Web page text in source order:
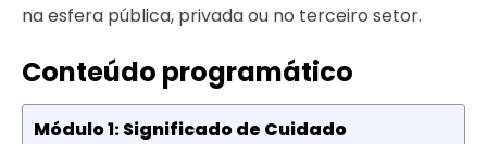
na esfera pública, privada ou no terceiro setor.
Conteúdo programático
Módulo 1: Significado de Cuidado